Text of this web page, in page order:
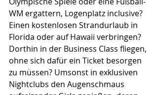
WM ergattern, Logenplatz inclusive?
Einen kostenlosen Strandurlaub in
Florida oder auf Hawaii verbringen?
Dorthin in der Business Class fliegen,
ohne sich dafür ein Ticket besorgen
zu müssen? Umsonst in exklusiven
Nightclubs den Augenschmaus